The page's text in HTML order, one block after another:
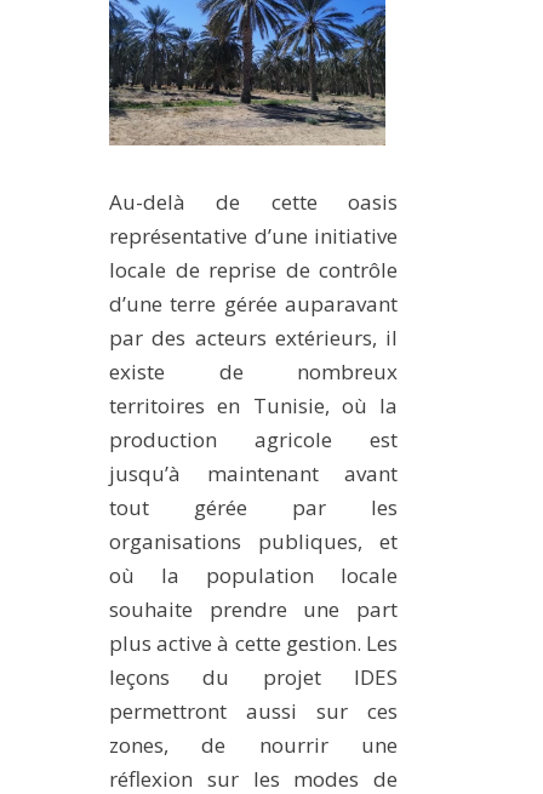
Au-delà de cette oasis
représentative d’une initiative
locale de reprise de contrôle
d’une terre gérée auparavant
par des acteurs extérieurs, il
existe de nombreux
territoires en Tunisie, où la
production agricole est
jusqu’à maintenant avant
tout gérée par les
organisations publiques, et
où la population locale
souhaite prendre une part
plus active à cette gestion. Les
leçons du projet IDES
permettront aussi sur ces
zones, de nourrir une
réflexion sur les modes de